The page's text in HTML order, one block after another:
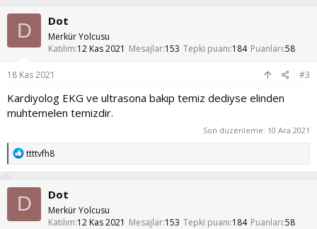
D Dot
Merkür Yolcusu
Katılım 12 Kas 2021 Mesajlar 153 Tepki puanı 184 Puanları 58
18 Kas 2021 #3
Kardiyolog EKG ve ultrasona bakıp temiz dediyse elinden
muhtemelen temizdir.
Son düzenleme: 10 Ara 2021
T
p
k
i
l
e
ttttvfh8
D Dot
Merkür Yolcusu
Katılım 12 Kas 2021 Mesajlar 153 Tepki puanı 184 Puanları 58